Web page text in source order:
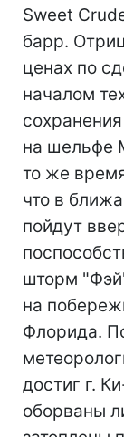
Sweet
барр.
ценах по
началом
на шельфе
то же
что в
пойдут
шторм
на
Флорида.
достиг г.
оборваны